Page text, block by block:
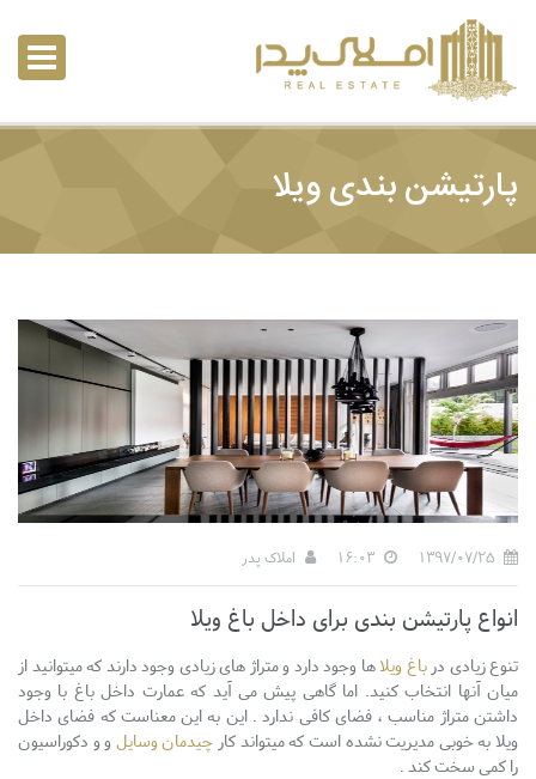
پارتیشن بندی ویلا
املاک پدر
انواع پارتیشن بندی برای داخل باغ ویلا
تنوع زیادی درباغ ویلاها وجود دارد و متراژ های زیادی وجود دارند که میتوانید از
میان آنها انتخاب کنید. اما گاهی پیش می آید که عمارت داخل باغ با وجود
داشتن متراژ مناسب ، فضای کافی ندارد . این به این معناست که فضای داخل
ویلا به خوبی مدیریت نشده است که میتواند کار چیدمان وسایلو و دکوراسیون
را کمی سخت کند .